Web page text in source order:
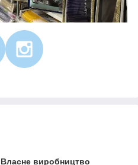
Власне виробництво